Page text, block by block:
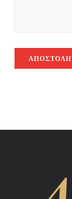
ΑΠΟΣΤΟΛΉ